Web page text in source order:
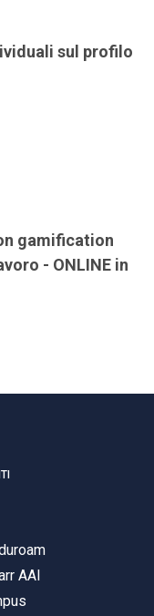
sul profilo
gamification
- ONLINE in
AAI